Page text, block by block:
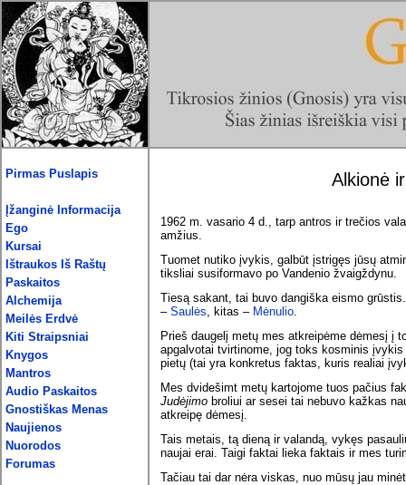
Pirmas Puslapis
Įžanginė Informacija
Ego
Kursai
Ištraukos Iš Raštų
Paskaitos
Alchemija
Meilės Erdvė
Kiti Straipsniai
Knygos
Mantros
Audio Paskaitos
Gnostiškas Menas
Naujienos
Nuorodos
Forumas
Alkionė
1962 m. vasario 4 d., tarp antros ir trečios
amžius.
Tuomet nutiko įvykis, galbūt įstrigęs jūsų
tiksliai susiformavo po Vandenio žvaigždynu.
Tiesą sakant, tai buvo dangiška eismo
– Saulės, kitas – Mėnulio.
Prieš daugelį metų mes atkreipėme dėmesį į
apgalvotai tvirtinome, jog toks kosminis
pietų (tai yra konkretus faktas, kuris realiai
Mes dvidešimt metų kartojome tuos pačius
Judėjimo broliui ar sesei tai nebuvo kažkas
atkreipę dėmesį.
Tais metais, tą dieną ir valandą, vykęs
naujai erai. Taigi faktai lieka faktais ir mes
Tačiau tai dar nėra viskas, nuo mūsų jau